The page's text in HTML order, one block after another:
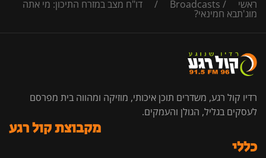
ראשי /
Broadcasts
/ דו"ח מצב במזרח התיכון: מי אתה
מוג'תבא חמינאי?
רדיו קול רגע, משדרים תוכן איכותי, מוזיקה ומהווה בית מפרסם
לעסקים בגליל, הגולן והעמקים.
כללי
מקבוצת קול רגע